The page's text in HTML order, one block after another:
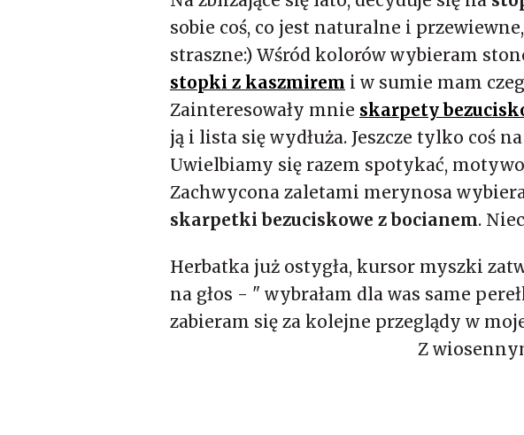
sobie coś, co jest naturalne i
straszne:) Wśród kolorów wybieram
stopki z kaszmirem i w sumie mam
Zainteresowały mnie skarpety
ją i lista się wydłuża. Jeszcze tylko coś
Uwielbiamy się razem spotykać,
Zachwycona zaletami merynosa
skarpetki bezuciskowe z bocianem.
Herbatka już ostygła, kursor myszki
na głos - " wybrałam dla was same
zabieram się za kolejne przeglądy w
Z wiosennymi